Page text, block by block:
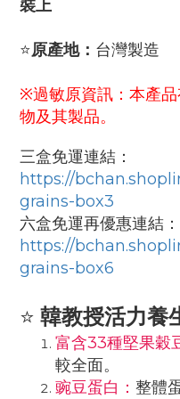
裝上
⭐原產地： 台灣製造
※過敏原資訊：本產
物及其製品。
三盒免運連結：
https://
grains-box3
六盒免運再優惠連結：
https://
grains-box6
⭐ 韓教授活力養
富含33種堅果穀
較全面。
豌豆蛋白： 整體